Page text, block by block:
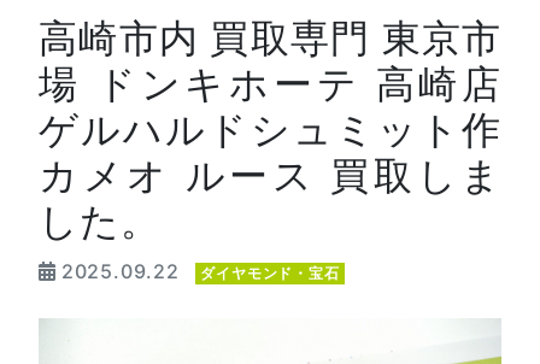
高崎市内 買取専門 東京市
場 ドンキホーテ 高崎店
ゲルハルドシュミット作
カメオ ルース 買取しま
した。
2025.09.22 ダイヤモンド・宝石